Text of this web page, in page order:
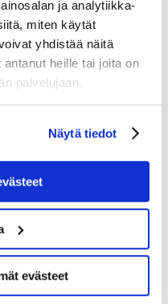
ja analytiikka-
miten käytät
yhdistää näitä
heille tai joita on
palvelujaan.
Näytä tiedot
evästeet
1 x pääruoka, 1
1 x jälkiruoka
NO. 3
1 x jälkiruoka
NO. 4